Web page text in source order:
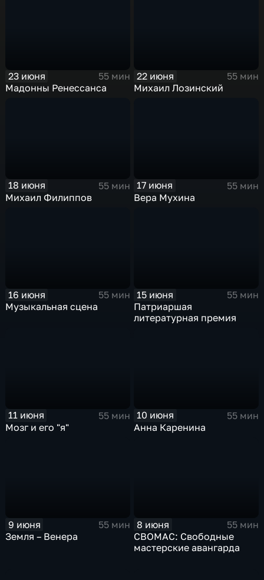
23 июня
55 мин
Мадонны Ренессанса
22 июня
55 мин
Михаил Лозинский
18 июня
55 мин
Михаил Филиппов
17 июня
55 мин
Вера Мухина
16 июня
55 мин
Музыкальная сцена
15 июня
55 мин
Патриаршая
литературная премия
11 июня
55 мин
Мозг и его "я"
10 июня
55 мин
Анна Каренина
9 июня
55 мин
Земля – Венера
8 июня
55 мин
СВОМАС: Свободные
мастерские авангарда